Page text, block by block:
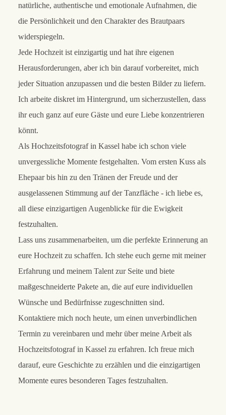
natürliche, authentische und emotionale Aufnahmen, die
die Persönlichkeit und den Charakter des Brautpaars
widerspiegeln.
Jede Hochzeit ist einzigartig und hat ihre eigenen
Herausforderungen, aber ich bin darauf vorbereitet, mich
jeder Situation anzupassen und die besten Bilder zu liefern.
Ich arbeite diskret im Hintergrund, um sicherzustellen, dass
ihr euch ganz auf eure Gäste und eure Liebe konzentrieren
könnt.
Als Hochzeitsfotograf in Kassel habe ich schon viele
unvergessliche Momente festgehalten. Vom ersten Kuss als
Ehepaar bis hin zu den Tränen der Freude und der
ausgelassenen Stimmung auf der Tanzfläche - ich liebe es,
all diese einzigartigen Augenblicke für die Ewigkeit
festzuhalten.
Lass uns zusammenarbeiten, um die perfekte Erinnerung an
eure Hochzeit zu schaffen. Ich stehe euch gerne mit meiner
Erfahrung und meinem Talent zur Seite und biete
maßgeschneiderte Pakete an, die auf eure individuellen
Wünsche und Bedürfnisse zugeschnitten sind.
Kontaktiere mich noch heute, um einen unverbindlichen
Termin zu vereinbaren und mehr über meine Arbeit als
Hochzeitsfotograf in Kassel zu erfahren. Ich freue mich
darauf, eure Geschichte zu erzählen und die einzigartigen
Momente eures besonderen Tages festzuhalten.